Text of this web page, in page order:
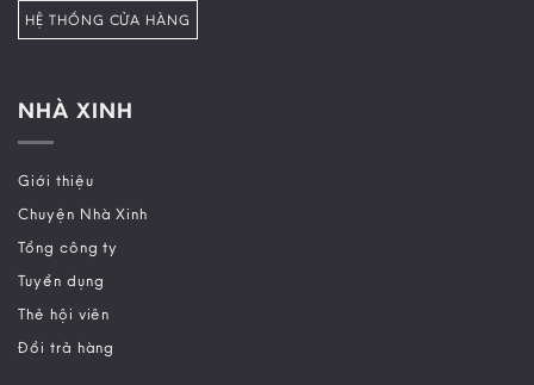
HỆ THỐNG CỬA HÀNG
NHÀ XINH
Giới thiệu
Chuyện Nhà Xinh
Tổng công ty
Tuyển dụng
Thẻ hội viên
Đổi trả hàng